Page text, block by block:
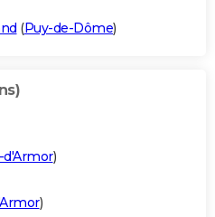
(Puy-de-Dôme)
d'Armor)
)